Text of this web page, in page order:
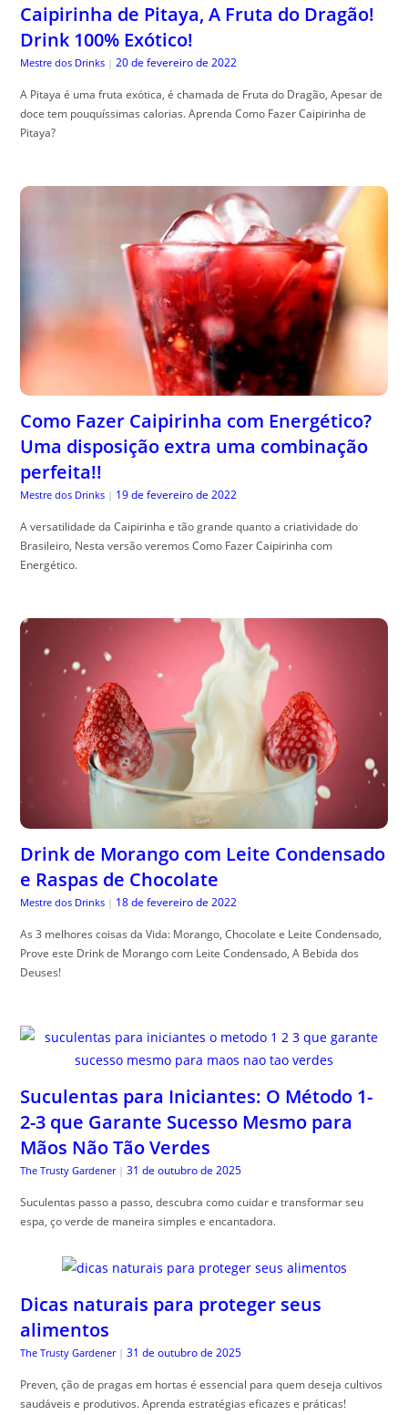
Caipirinha de Pitaya, A Fruta do Dragão!
Drink 100% Exótico!
Mestre dos Drinks | 20 de fevereiro de 2022
A Pitaya é uma fruta exótica, é chamada de Fruta do Dragão, Apesar de
doce tem pouquíssimas calorias. Aprenda Como Fazer Caipirinha de
Pitaya?
Como Fazer Caipirinha com Energético?
Uma disposição extra uma combinação
perfeita!!
Mestre dos Drinks | 19 de fevereiro de 2022
A versatilidade da Caipirinha e tão grande quanto a criatividade do
Brasileiro, Nesta versão veremos Como Fazer Caipirinha com
Energético.
Drink de Morango com Leite Condensado
e Raspas de Chocolate
Mestre dos Drinks | 18 de fevereiro de 2022
As 3 melhores coisas da Vida: Morango, Chocolate e Leite Condensado,
Prove este Drink de Morango com Leite Condensado, A Bebida dos
Deuses!
Suculentas para Iniciantes: O Método 1-
2-3 que Garante Sucesso Mesmo para
Mãos Não Tão Verdes
The Trusty Gardener | 31 de outubro de 2025
Suculentas passo a passo, descubra como cuidar e transformar seu
espa, ço verde de maneira simples e encantadora.
Dicas naturais para proteger seus
alimentos
The Trusty Gardener | 31 de outubro de 2025
Preven, ção de pragas em hortas é essencial para quem deseja cultivos
saudáveis e produtivos. Aprenda estratégias eficazes e práticas!